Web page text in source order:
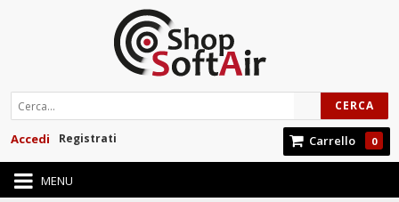
CERCA
Carrello 0
Registrati
Accedi
MENU